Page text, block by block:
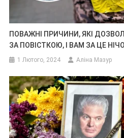
ПОВАЖНІ ПРИЧИНИ, ЯКІ
ЗА ПОВІСТКОЮ, І ВАМ ЗА ЦЕ
1 Лютого, 2024 Аліна Мазур